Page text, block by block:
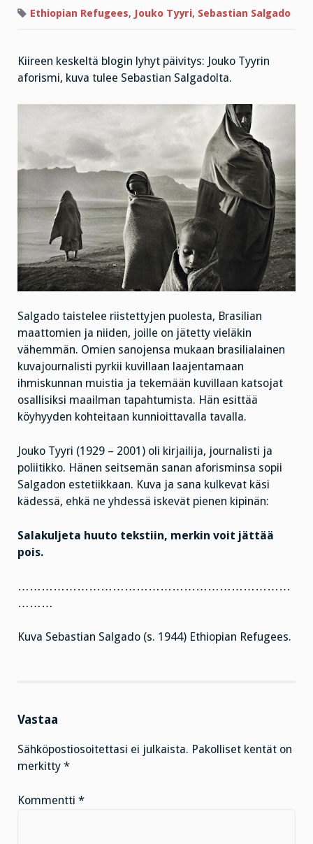
Ethiopian Refugees, Jouko Tyyri, Sebastian Salgado
Kiireen keskeltä blogin lyhyt päivitys: Jouko Tyyrin
aforismi, kuva tulee Sebastian Salgadolta.
Salgado taistelee riistettyjen puolesta, Brasilian
maattomien ja niiden, joille on jätetty vieläkin
vähemmän. Omien sanojensa mukaan brasilialainen
kuvajournalisti pyrkii kuvillaan laajentamaan
ihmiskunnan muistia ja tekemään kuvillaan katsojat
osallisiksi maailman tapahtumista. Hän esittää
köyhyyden kohteitaan kunnioittavalla tavalla.
Jouko Tyyri (1929 – 2001) oli kirjailija, journalisti ja
poliitikko. Hänen seitsemän sanan aforisminsa sopii
Salgadon estetiikkaan. Kuva ja sana kulkevat käsi
kädessä, ehkä ne yhdessä iskevät pienen kipinän:
Salakuljeta huuto tekstiin, merkin voit jättää
pois.
……………………………………………………………
………
Kuva Sebastian Salgado (s. 1944) Ethiopian Refugees.
Vastaa
Sähköpostiosoitettasi ei julkaista. Pakolliset kentät on
merkitty *
Kommentti *